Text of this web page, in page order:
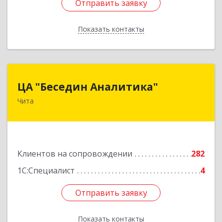
Отправить заявку
Показать контакты
Отправить заявку
Назад
ЦА "Беседин Аналитика"
Чита
Клиентов на сопровождении
282
1С:Специалист
4
Отправить заявку
Показать контакты
Отправить заявку
Назад